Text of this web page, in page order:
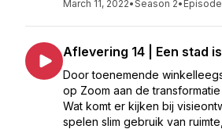
March 11, 2022•Season 2•
Aflevering 14 | Een stad
Door toenemende
op Zoom aan de
Wat komt er kijken bij
spelen slim gebruik van